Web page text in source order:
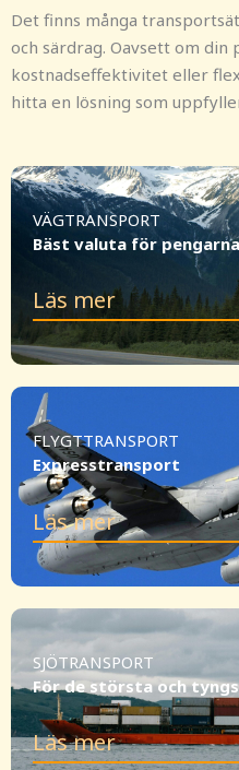
Det finns många
och särdrag. Oavsett om
kostnadseffektivitet eller
hitta en lösning som
VÄGTRANSPORT
Bäst valuta för
Läs mer
FLYGTTRANSPORT
Expresstransport
Läs mer
SJÖTRANSPORT
För de största och
Läs mer